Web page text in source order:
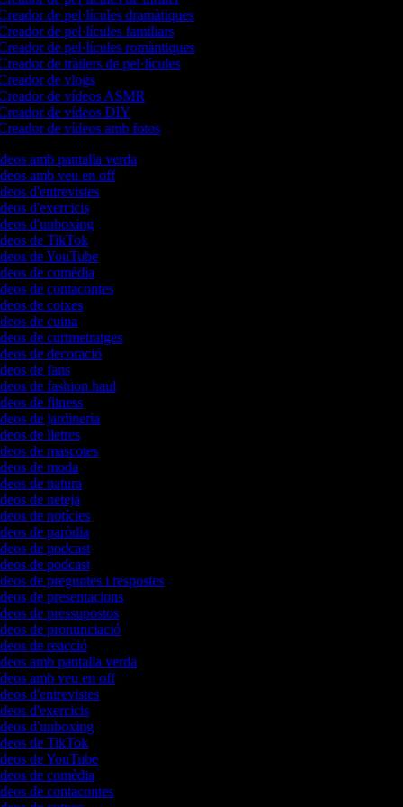
de pel·lícules dramàtiques
de pel·lícules familiars
de pel·lícules romàntiques
de tràilers de pel·lícules
de vlogs
de vídeos ASMR
de vídeos DIY
de vídeos amb fotos
amb pantalla verda
amb veu en off
d'entrevistes
d'exercicis
d'unboxing
de TikTok
de YouTube
de comèdia
de contacontes
de cotxes
de cuina
de curtmetratges
de decoració
de fans
de fashion haul
de fitness
de jardineria
de lletres
de mascotes
de moda
de natura
de neteja
de notícies
de paròdia
de podcast
de podcast
de preguntes i respostes
de presentacions
de pressupostos
de pronunciació
de reacció
amb pantalla verda
amb veu en off
d'entrevistes
d'exercicis
d'unboxing
de TikTok
de YouTube
de comèdia
de contacontes